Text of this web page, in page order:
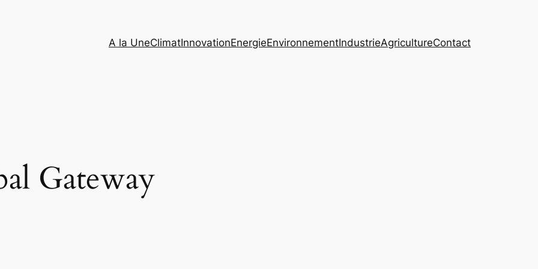
A la UneClimatInnovationEnergieEnvironnementIndustrieAgricultureContact
Gateway